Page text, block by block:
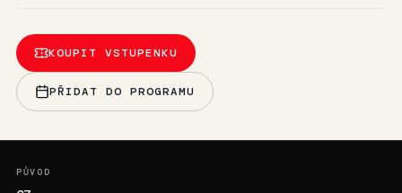
KOUPIT VSTUPENKU
PŘIDAT DO PROGRAMU
PŮVOD